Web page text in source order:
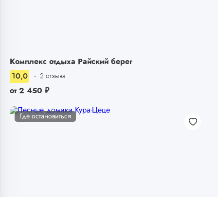
Комплекс отдыха Райский берег
10,0
2 отзыва
от 2 450 ₽
Где остановиться